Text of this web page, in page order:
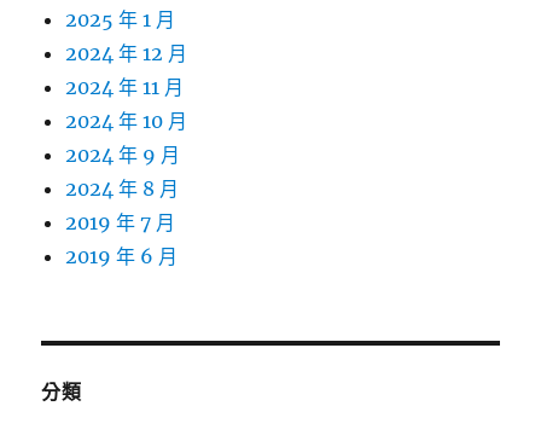
2025 年 1 月
2024 年 12 月
2024 年 11 月
2024 年 10 月
2024 年 9 月
2024 年 8 月
2019 年 7 月
2019 年 6 月
分類